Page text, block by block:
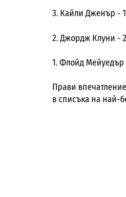
3. Кайли Дженър -
2. Джордж Клуни -
1. Флойд
Прави
в списъка на най-